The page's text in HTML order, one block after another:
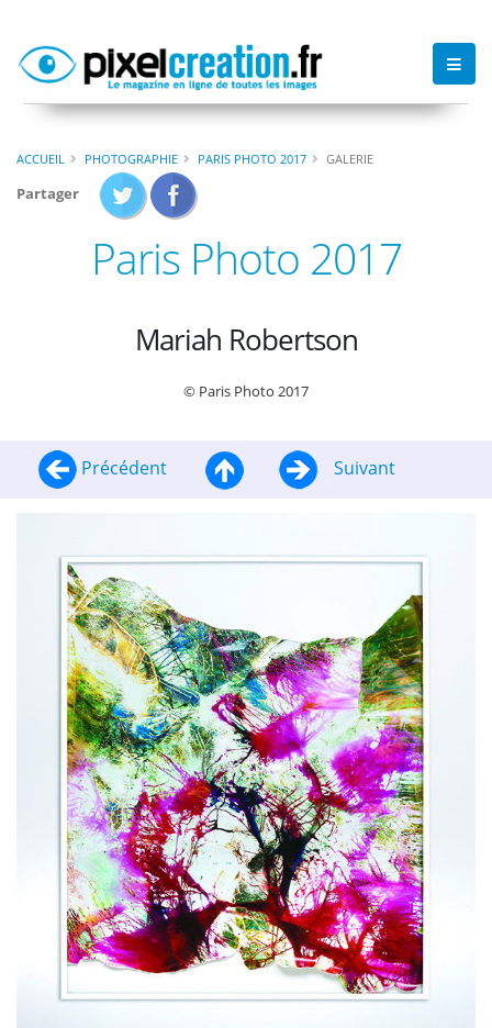
ACCUEIL PHOTOGRAPHIE PARIS PHOTO 2017 GALERIE
Partager
Paris Photo 2017
Mariah Robertson
© Paris Photo 2017
Précédent Suivant